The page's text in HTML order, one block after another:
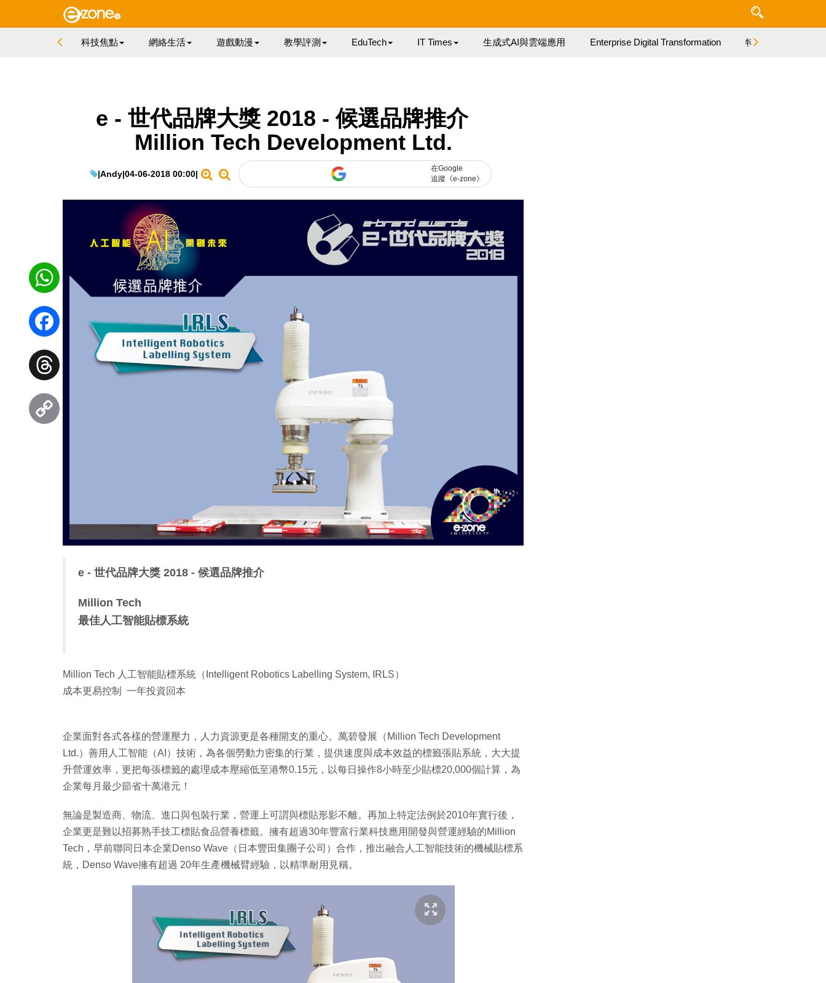
科技焦點 網絡生活 遊戲動漫 教學評測 EduTech IT Times 生成式AI與雲端應用 Enterprise Digital Transformation 特集
e - 世代品牌大獎 2018 - 候選品牌推介
Million Tech Development Ltd.
|Andy|04-06-2018 00:00|
在Google
追蹤《e-zone》
e - 世代品牌大獎 2018 - 候選品牌推介
Million Tech
最佳人工智能貼標系統
Million Tech 人工智能貼標系統（Intelligent Robotics Labelling System, IRLS）
成本更易控制 一年投資回本
企業面對各式各樣的營運壓力，人力資源更是各種開支的重心。萬碧發展（Million Tech Development
Ltd.）善用人工智能（AI）技術，為各個勞動力密集的行業，提供速度與成本效益的標籤張貼系統，大大提
升營運效率，更把每張標籤的處理成本壓縮低至港幣0.15元，以每日操作8小時至少貼標20,000個計算，為
企業每月最少節省十萬港元！
無論是製造商、物流、進口與包裝行業，營運上可謂與標貼形影不離。再加上特定法例於2010年實行後，
企業更是難以招募熟手技工標貼食品營養標籤。擁有超過30年豐富行業科技應用開發與營運經驗的Million
Tech，早前聯同日本企業Denso Wave（日本豐田集團子公司）合作，推出融合人工智能技術的機械貼標系
統，Denso Wave擁有超過 20年生產機械臂經驗，以精準耐用見稱。
WhatsApp
Facebook
Threads